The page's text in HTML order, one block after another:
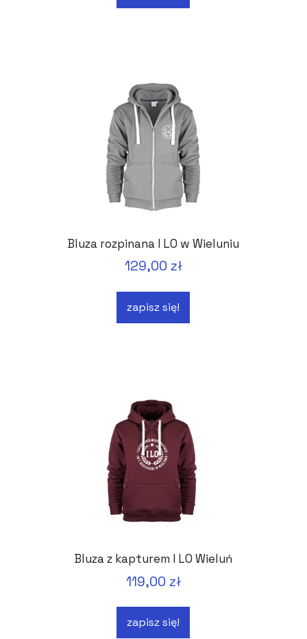
Bluza rozpinana I LO w Wieluniu
129,00 zł
zapisz się!
Bluza z kapturem I LO Wieluń
119,00 zł
zapisz się!